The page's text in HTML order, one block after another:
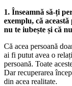
1. Înseamnă să-ți
exemplu, că
nu te iubește și că
Că acea persoană
ai fi putut avea o
persoană. Toate
Dar recuperarea
din acea realitate.